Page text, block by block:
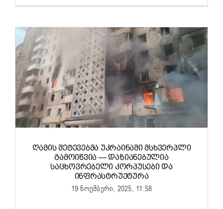
ᲦᲐᲛᲘᲡ ᲨᲔᲢᲔᲕᲔᲑᲛᲐ ᲣᲙᲠᲐᲘᲜᲐᲨᲘ ᲛᲡᲮᲕᲔᲠᲞᲚᲘ
ᲒᲐᲛᲝᲘᲬᲕᲘᲐ — ᲓᲐᲖᲘᲐᲜᲔᲑᲣᲚᲘᲐ
ᲡᲐᲪᲮᲝᲕᲠᲔᲑᲔᲚᲘ ᲙᲝᲠᲞᲣᲡᲔᲑᲘ ᲓᲐ
ᲘᲜᲤᲠᲐᲡᲢᲠᲣᲥᲢᲣᲠᲐ
19 ნოემბერი, 2025, 11:58